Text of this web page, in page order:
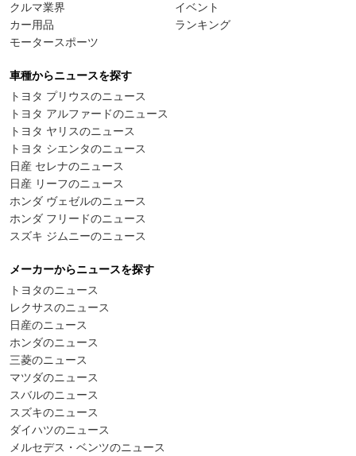
クルマ業界
カー用品
モータースポーツ
イベント
ランキング
車種からニュースを探す
トヨタ プリウスのニュース
トヨタ アルファードのニュース
トヨタ ヤリスのニュース
トヨタ シエンタのニュース
日産 セレナのニュース
日産 リーフのニュース
ホンダ ヴェゼルのニュース
ホンダ フリードのニュース
スズキ ジムニーのニュース
メーカーからニュースを探す
トヨタのニュース
レクサスのニュース
日産のニュース
ホンダのニュース
三菱のニュース
マツダのニュース
スバルのニュース
スズキのニュース
ダイハツのニュース
メルセデス・ベンツのニュース